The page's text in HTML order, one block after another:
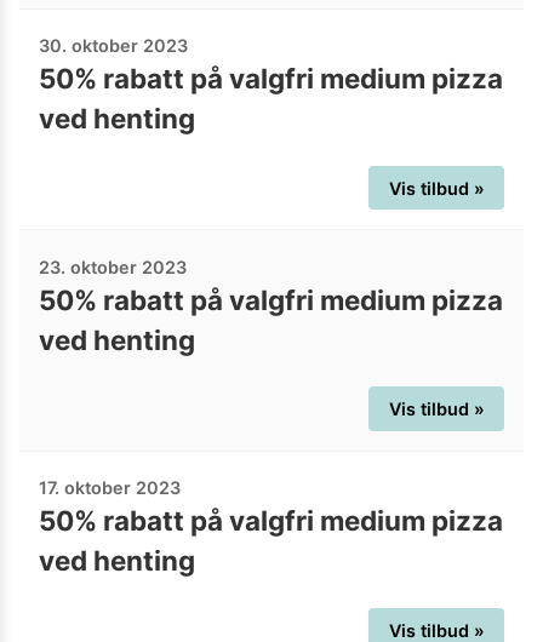
30. oktober 2023
50% rabatt på valgfri medium pizza
ved henting
Vis tilbud »
23. oktober 2023
50% rabatt på valgfri medium pizza
ved henting
Vis tilbud »
17. oktober 2023
50% rabatt på valgfri medium pizza
ved henting
Vis tilbud »